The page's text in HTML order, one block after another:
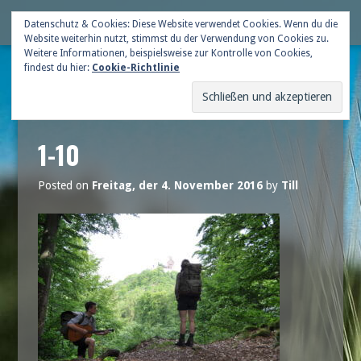
Skip
content
Deutsche Gildenschaft
1-10
Posted on Freitag, der 4. November 2016by Till
Datenschutz & Cookies: Diese Website verwendet Cookies. Wenn du die
Website weiterhin nutzt, stimmst du der Verwendung von Cookies zu.
Weitere Informationen, beispielsweise zur Kontrolle von Cookies,
findest du hier: Cookie-Richtlinie